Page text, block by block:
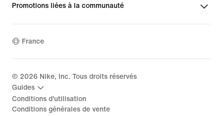
Promotions liées à la communauté
France
© 2026 Nike, Inc. Tous droits réservés
Guides
Conditions d'utilisation
Conditions générales de vente